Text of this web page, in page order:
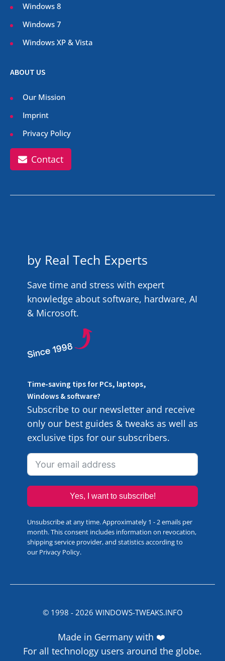
Windows 8
Windows 7
Windows XP & Vista
ABOUT US
Our Mission
Imprint
Privacy Policy
Contact
by Real Tech Experts
Save time and stress with expert
knowledge about software, hardware, AI
& Microsoft.
Time-saving tips for PCs, laptops,
Windows & software?
Subscribe to our newsletter and receive
only our best guides & tweaks as well as
exclusive tips for our subscribers.
Yes, I want to subscribe!
Unsubscribe at any time. Approximately 1 - 2 emails per
month. This consent includes information on revocation,
shipping service provider, and statistics according to
our Privacy Policy.
© 1998 - 2026 WINDOWS-TWEAKS.INFO
Made in Germany with ❤️
For all technology users around the globe.